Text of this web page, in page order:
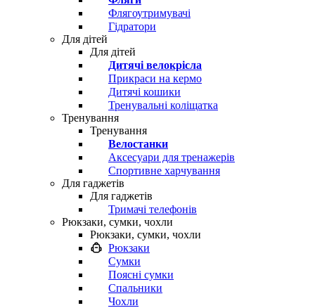
Флягоутримувачі
Гідратори
Для дітей
Для дітей
Дитячі велокрісла
Прикраси на кермо
Дитячі кошики
Тренувальні коліщатка
Тренування
Тренування
Велостанки
Аксесуари для тренажерів
Спортивне харчування
Для гаджетів
Для гаджетів
Тримачі телефонів
Рюкзаки, сумки, чохли
Рюкзаки, сумки, чохли
Рюкзаки
Сумки
Поясні сумки
Спальники
Чохли